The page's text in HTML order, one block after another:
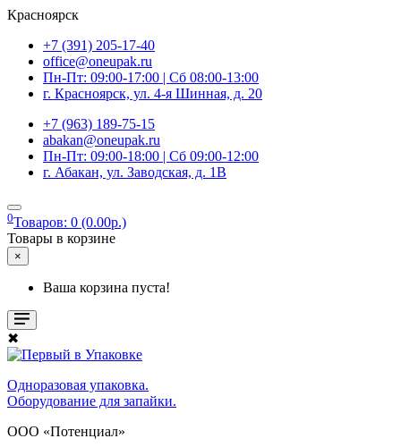
Красноярск
+7 (391) 205-17-40
office@oneupak.ru
Пн-Пт: 09:00-17:00 | Сб 08:00-13:00
г. Красноярск, ул. 4-я Шинная, д. 20
+7 (963) 189-75-15
abakan@oneupak.ru
Пн-Пт: 09:00-18:00 | Сб 09:00-12:00
г. Абакан, ул. Заводская, д. 1В
0Товаров: 0 (0.00р.)
Товары в корзине
×
Ваша корзина пуста!
✖
Одноразовая упаковка.
Оборудование для запайки.
ООО «Потенциал»